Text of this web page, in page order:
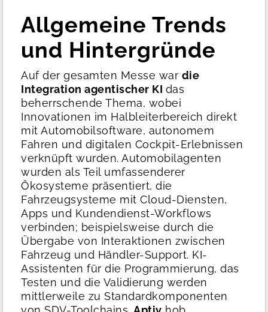
Allgemeine Trends
und Hintergründe
Auf der gesamten Messe war die
Integration agentischer KI das
beherrschende Thema, wobei
Innovationen im Halbleiterbereich direkt
mit Automobilsoftware, autonomem
Fahren und digitalen Cockpit-Erlebnissen
verknüpft wurden. Automobilagenten
wurden als Teil umfassenderer
Ökosysteme präsentiert, die
Fahrzeugsysteme mit Cloud-Diensten,
Apps und Kundendienst-Workflows
verbinden; beispielsweise durch die
Übergabe von Interaktionen zwischen
Fahrzeug und Händler-Support. KI-
Assistenten für die Programmierung, das
Testen und die Validierung werden
mittlerweile zu Standardkomponenten